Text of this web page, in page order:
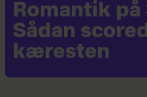
Romantik
Sådan
kæresten